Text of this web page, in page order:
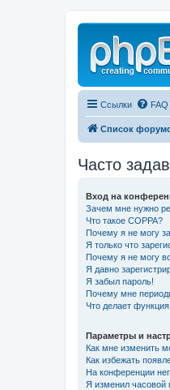
Ссылки FAQ
Список
Часто
Вход на
Зачем мне нужно
Что такое COPPA?
Почему я не могу
Я только что
Почему я не могу
Я давно
Я забыл пароль!
Почему мне
Что делает
Параметры и
Как мне изменить
Как избежать
На конференции
Я изменил часовой